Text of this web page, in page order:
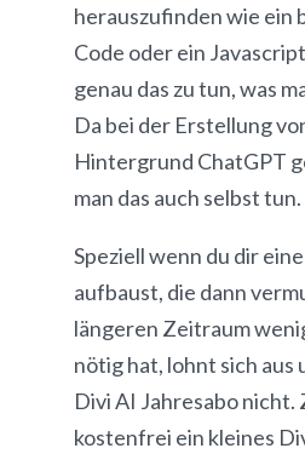
herauszufinden wie ein
Code oder ein
genau das zu tun, was
Da bei der Erstellung
Hintergrund ChatGPT
man das auch selbst tun.
Speziell wenn du dir
aufbaust, die dann
längeren Zeitraum
nötig hat, lohnt sich aus
Divi AI Jahresabo nicht.
kostenfrei ein kleines